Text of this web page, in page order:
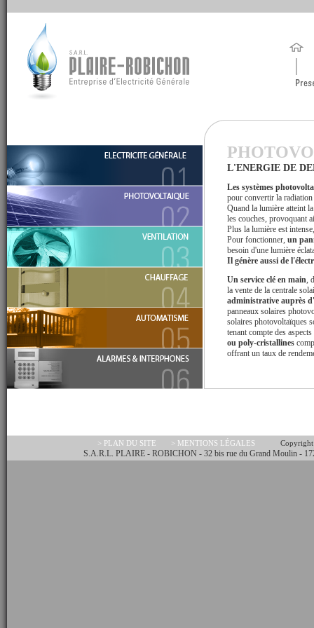
L'ENERGIE DE
Les systèmes
pour convertir la
Quand la lumière atteint
les couches, provoquant
Plus la lumière est
Pour fonctionner, un
besoin d'une lumière
Il génère aussi de
Un service clé en main,
la vente de la centrale
administrative auprès
panneaux solaires
solaires photovoltaïques
tenant compte des
ou poly-cristallines
offrant un taux de
> PLAN DU SITE > MENTIONS LÉGALES
S.A.R.L. PLAIRE - ROBICHON - 32 bis rue du Grand Moulin -